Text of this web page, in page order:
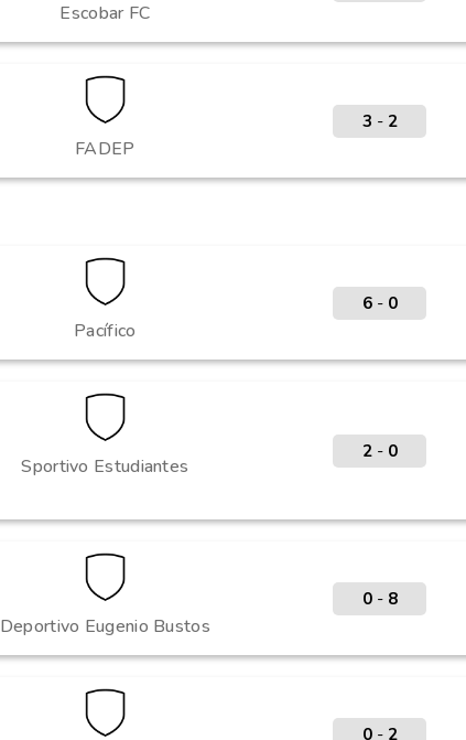
Escobar FC
FADEP
3 - 2
Pacífico
6- 0
Sportivo Estudiantes
2- 0
Deportivo Eugenio Bustos
0- 8
0- 2